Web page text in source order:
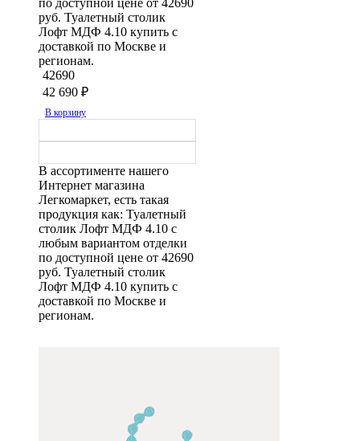
руб. Туалетный столик
Лофт МДФ 4.10 купить с
доставкой по Москве и
регионам.
42690
42 690 ₽
В корзину
В ассортименте нашего
Интернет магазина
Легкомаркет, есть такая
продукция как: Туалетный
столик Лофт МДФ 4.10 с
любым вариантом отделки
по доступной цене от 42690
руб. Туалетный столик
Лофт МДФ 4.10 купить с
доставкой по Москве и
регионам.